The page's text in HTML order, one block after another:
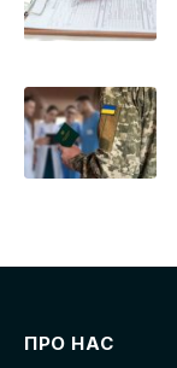
ПРО НАС